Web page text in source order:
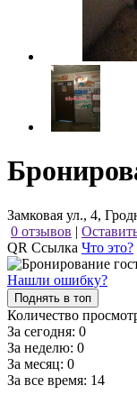
Замковая ул., 4,
0 отзывов |
QR Ссылка Что это?
Нашли ошибку?
Поднять в топ
Количество
За сегодня: 0
За неделю: 0
За месяц: 0
За все время: 14